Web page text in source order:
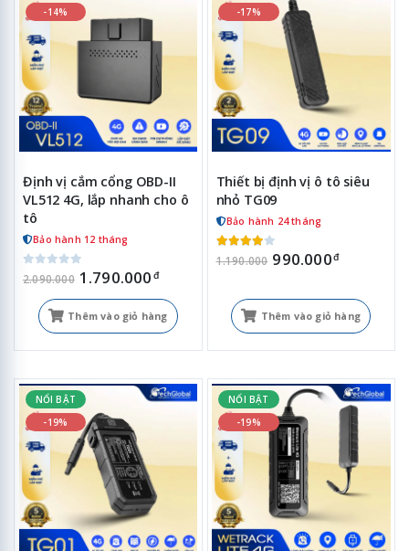
-14%
Định vị cắm cổng OBD-II
VL512 4G, lắp nhanh cho ô
tô
Bảo hành 12 tháng
2.090.000 1.790.000 đ
Thêm vào giỏ hàng
-17%
Thiết bị định vị ô tô siêu
nhỏ TG09
Bảo hành 24 tháng
1.190.000 990.000đ
Thêm vào giỏ hàng
NỔI BẬT
-19%
NỔI BẬT
-19%